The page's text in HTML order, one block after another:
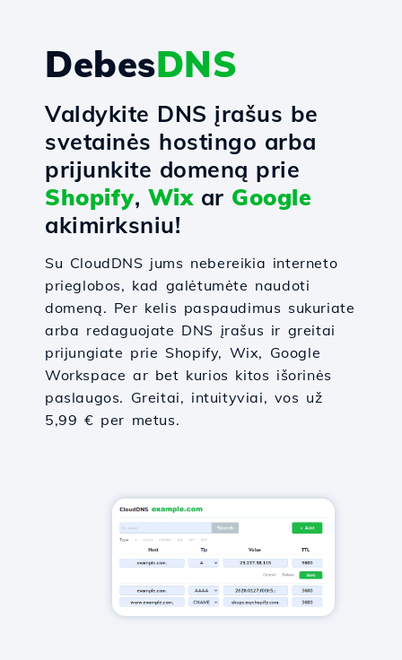
DebesDNS
Valdykite DNS įrašus be
svetainės hostingo arba
prijunkite domeną prie
Shopify, Wixar Google
akimirksniu!
Su CloudDNS jums nebereikia interneto
prieglobos, kad galėtumėte naudoti
domeną. Per kelis paspaudimus sukuriate
arba redaguojate DNS įrašus ir greitai
prijungiate prie Shopify, Wix, Google
Workspace ar bet kurios kitos išorinės
paslaugos. Greitai, intuityviai, vos už
5,99 € per metus.